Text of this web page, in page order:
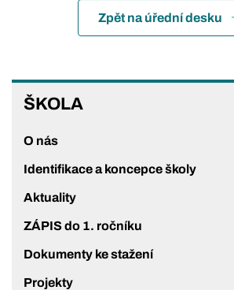
ŠKOLA
ŠKOLA
O nás
Identifikace a koncepce školy
Aktuality
ZÁPIS do 1. ročníku
Dokumenty ke stažení
Projekty
Zpět na úřední desku